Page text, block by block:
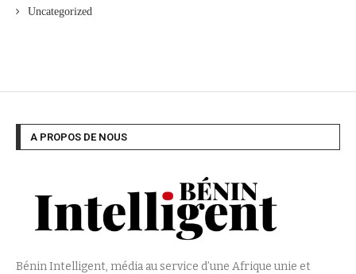
Uncategorized
A PROPOS DE NOUS
Bénin Intelligent, média au service d’une Afrique unie et